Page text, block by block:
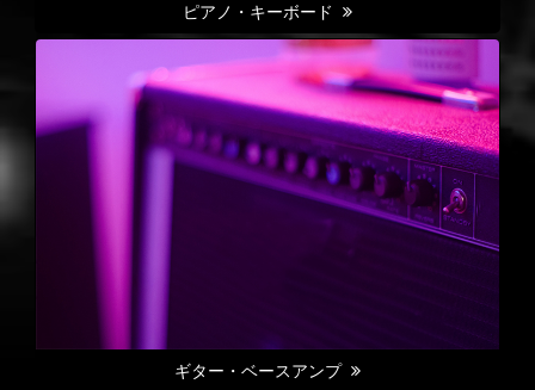
ピアノ・キーボード
ギター・ベースアンプ